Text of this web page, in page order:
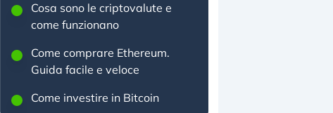
Cosa sono le criptovalute e
come funzionano
Come comprare Ethereum.
Guida facile e veloce
Come investire in Bitcoin